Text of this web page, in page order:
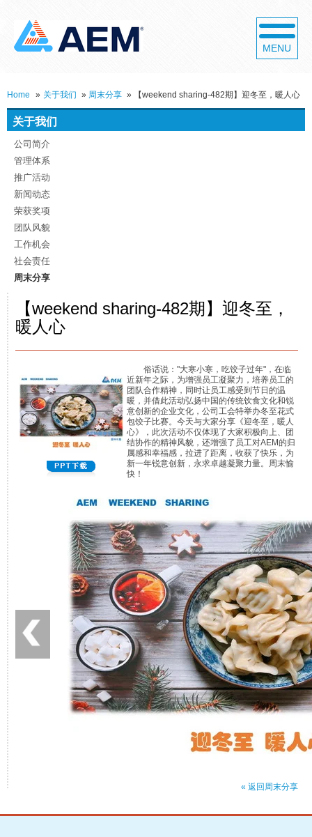
MENU
Home » 关于我们 » 周末分享 » 【weekend sharing-482期】迎冬至，暖人心
关于我们
公司简介
管理体系
推广活动
新闻动态
荣获奖项
团队风貌
工作机会
社会责任
周末分享
【weekend sharing-482期】迎冬至，
暖人心
俗话说："大寒小寒，吃饺子过年"，在临
近新年之际，为增强员工凝聚力，培养员工的
团队合作精神，同时让员工感受到节日的温
暖，并借此活动弘扬中国的传统饮食文化和锐
意创新的企业文化，公司工会特举办冬至花式
包饺子比赛。今天与大家分享《迎冬至，暖人
心》，此次活动不仅体现了大家积极向上、团
结协作的精神风貌，还增强了员工对AEM的归
属感和幸福感，拉进了距离，收获了快乐，为
新一年锐意创新，永求卓越凝聚力量。周末愉
快！
« 返回周末分享